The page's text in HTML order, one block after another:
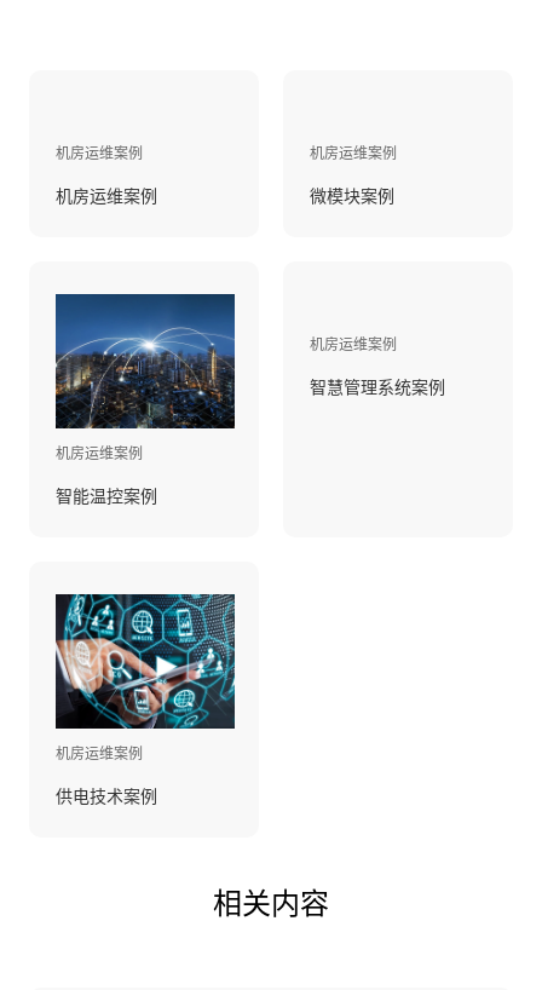
机房运维案例
机房运维案例
机房运维案例
微模块案例
机房运维案例
智能温控案例
机房运维案例
智慧管理系统案例
机房运维案例
供电技术案例
相关内容